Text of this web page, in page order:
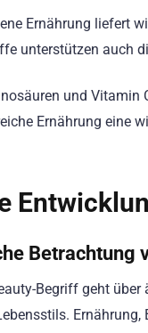
Ernährung liefert
unterstützen auch
und Vitamin
Ernährung eine
Betrachtung
Begriff geht